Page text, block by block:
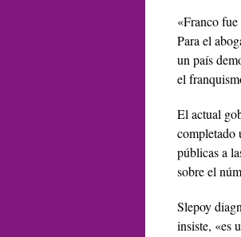
«Franco
Para el
un país
el
El actual
completado
públicas a
sobre el
Slepoy
insiste, «es